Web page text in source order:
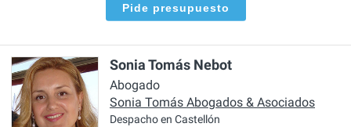
Pide presupuesto
Sonia Tomás Nebot
Abogado
Sonia Tomás Abogados & Asociados
Despacho en Castellón